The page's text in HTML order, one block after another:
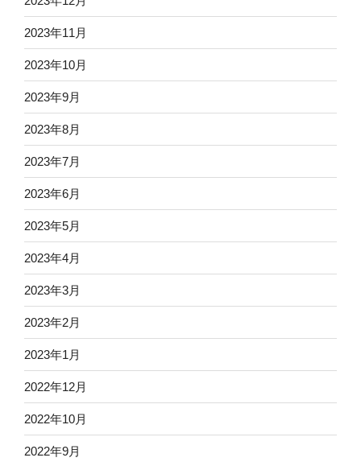
2023年11月
2023年10月
2023年9月
2023年8月
2023年7月
2023年6月
2023年5月
2023年4月
2023年3月
2023年2月
2023年1月
2022年12月
2022年10月
2022年9月